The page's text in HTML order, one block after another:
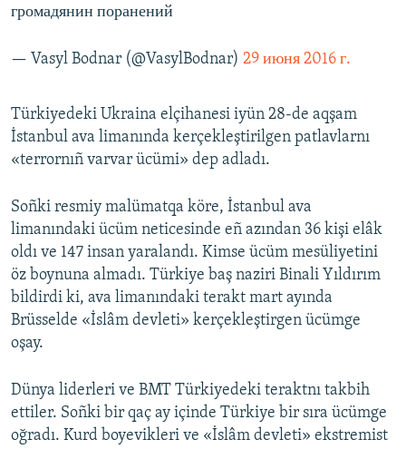
громадянин поранений
— Vasyl Bodnar (@VasylBodnar) 29 июня 2016 г.
Türkiyedeki Ukraina elçihanesi iyün 28-de aqşam
İstanbul ava limanında kerçekleştirilgen patlavlarnı
«terrornıñ varvar ücümi» dep adladı.
Soñki resmiy malümatqa köre, İstanbul ava
limanındaki ücüm neticesinde eñ azından 36 kişi elâk
oldı ve 147 insan yaralandı. Kimse ücüm mesüliyetini
öz boynuna almadı. Türkiye baş naziri Binali Yıldırım
bildirdi ki, ava limanındaki terakt mart ayında
Brüsselde «İslâm devleti» kerçekleştirgen ücümge
oşay.
Dünya liderleri ve BMT Türkiyedeki teraktnı takbih
ettiler. Soñki bir qaç ay içinde Türkiye bir sıra ücümge
oğradı. Kurd boyevikleri ve «İslâm devleti» ekstremist